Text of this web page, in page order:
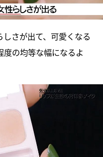
しさが出て、可愛くなる
の均等な幅になるよ